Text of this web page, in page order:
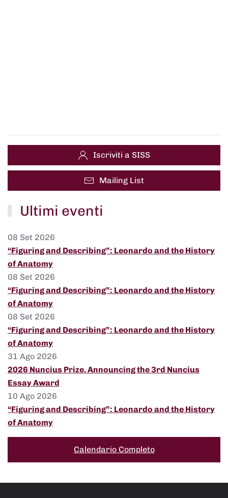
Iscriviti a SISS
Mailing List
Ultimi eventi
08 Set 2026
“Figuring and Describing”: Leonardo and the History
of Anatomy
08 Set 2026
“Figuring and Describing”: Leonardo and the History
of Anatomy
08 Set 2026
“Figuring and Describing”: Leonardo and the History
of Anatomy
31 Ago 2026
2026 Nuncius Prize. Announcing the 3rd Nuncius
Essay Award
10 Ago 2026
“Figuring and Describing”: Leonardo and the History
of Anatomy
Calendario Completo